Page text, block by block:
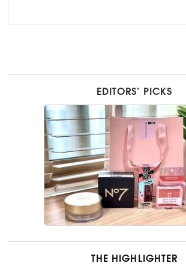
EDITORS’ PICKS
THE HIGHLIGHTER